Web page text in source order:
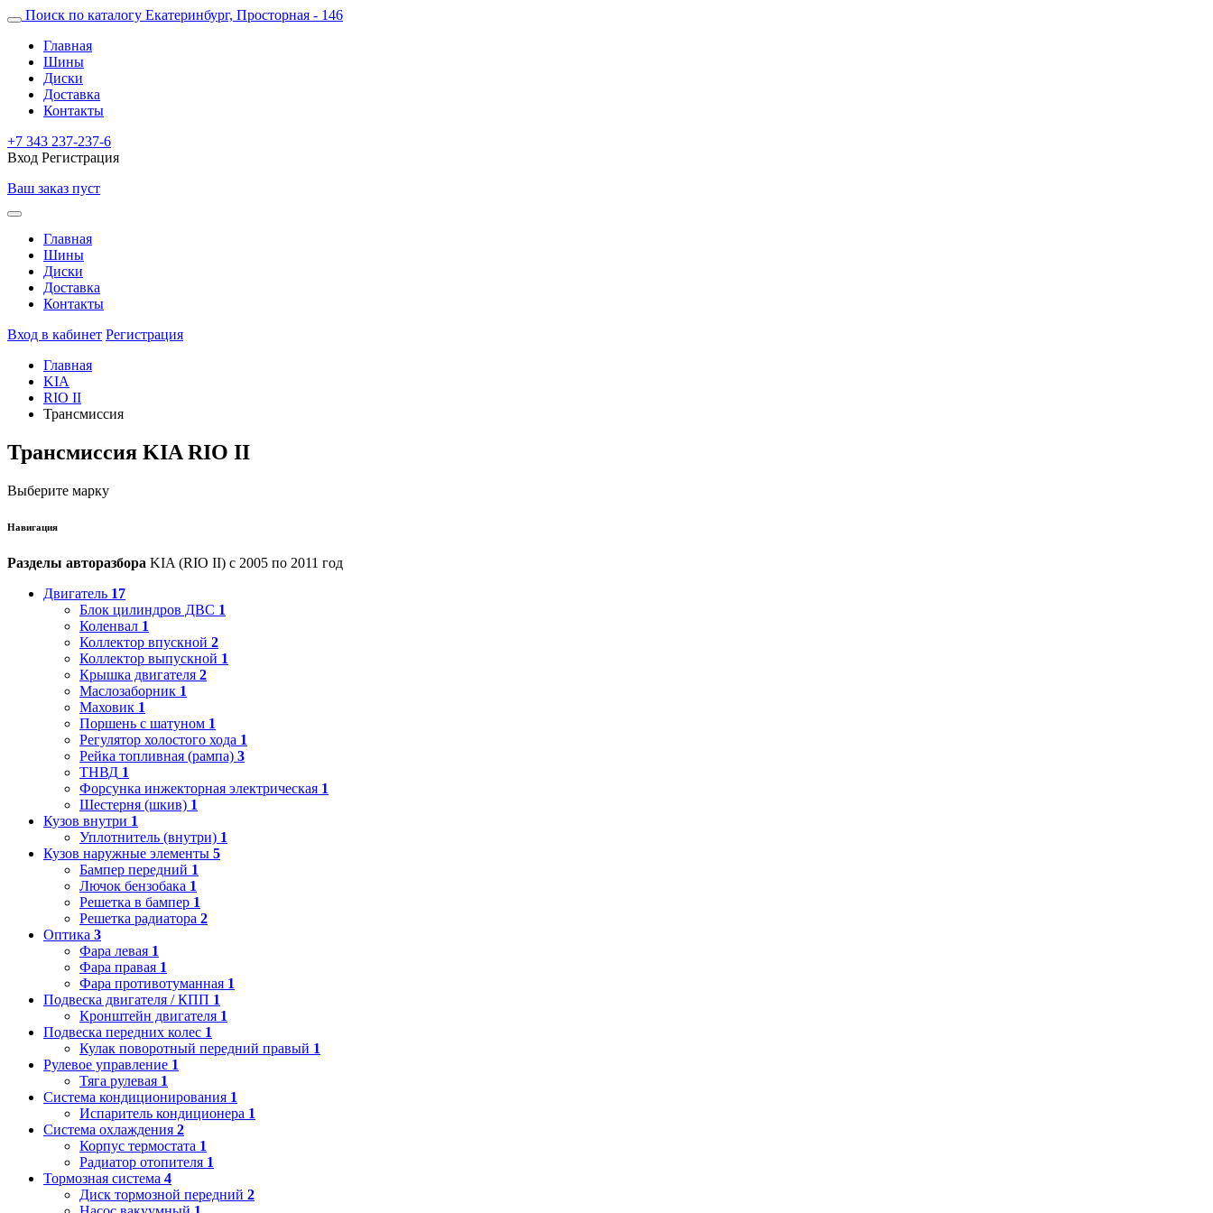
Поиск по каталогу Екатеринбург, Просторная - 146
Главная
Шины
Диски
Доставка
Контакты
+7 343 237-237-6
Вход Регистрация
Ваш заказ пуст
Главная
Шины
Диски
Доставка
Контакты
Вход в кабинет Регистрация
Главная
KIA
RIO II
Трансмиссия
Трансмиссия KIA RIO II
Выберите марку
Навигация
Разделы авторазбора KIA (RIO II) с 2005 по 2011 год
Двигатель 17
Блок цилиндров ДВС 1
Коленвал 1
Коллектор впускной 2
Коллектор выпускной 1
Крышка двигателя 2
Маслозаборник 1
Маховик 1
Поршень с шатуном 1
Регулятор холостого хода 1
Рейка топливная (рампа) 3
ТНВД 1
Форсунка инжекторная электрическая 1
Шестерня (шкив) 1
Кузов внутри 1
Уплотнитель (внутри) 1
Кузов наружные элементы 5
Бампер передний 1
Лючок бензобака 1
Решетка в бампер 1
Решетка радиатора 2
Оптика 3
Фара левая 1
Фара правая 1
Фара противотуманная 1
Подвеска двигателя / КПП 1
Кронштейн двигателя 1
Подвеска передних колес 1
Кулак поворотный передний правый 1
Рулевое управление 1
Тяга рулевая 1
Система кондиционирования 1
Испаритель кондиционера 1
Система охлаждения 2
Корпус термостата 1
Радиатор отопителя 1
Тормозная система 4
Диск тормозной передний 2